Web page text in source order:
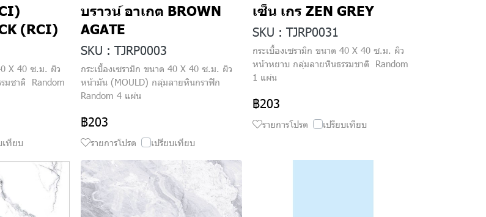
(RCI)
X 40 ซ.ม. ผิว
มชาติ Random
เทียบ
บราวน์ อาเกต BROWN
AGATE
SKU : TJRP0003
กระเบื้องเซรามิก ขนาด 40 X 40 ซ.ม. ผิว
หน้ามัน (MOULD) กลุ่มลายหินกราฟิก
Random 4 แผ่น
฿203
รายการโปรด เปรียบเทียบ
เซ็น เกร ZEN GREY
SKU : TJRP0031
กระเบื้องเซรามิก ขนาด 40 X 40 ซ.ม. ผิว
หน้าหยาบ กลุ่มลายหินธรรมชาติ Random
1 แผ่น
฿203
รายการโปรด เปรียบเทียบ